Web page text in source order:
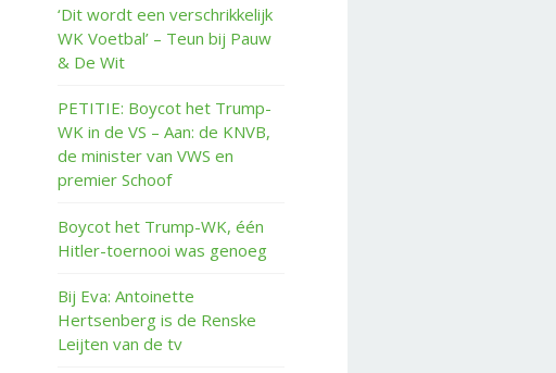
‘Dit wordt een verschrikkelijk
WK Voetbal’ – Teun bij Pauw
& De Wit
PETITIE: Boycot het Trump-
WK in de VS – Aan: de KNVB,
de minister van VWS en
premier Schoof
Boycot het Trump-WK, één
Hitler-toernooi was genoeg
Bij Eva: Antoinette
Hertsenberg is de Renske
Leijten van de tv